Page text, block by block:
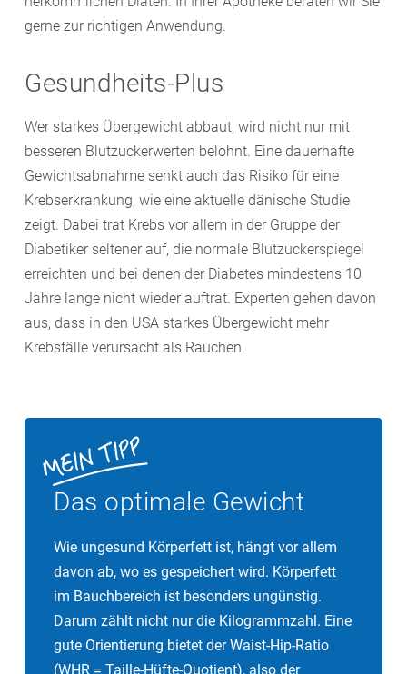
gerne zur richtigen Anwendung.
Gesundheits-Plus
Wer starkes Übergewicht abbaut, wird nicht nur mit
besseren Blutzuckerwerten belohnt. Eine dauerhafte
Gewichtsabnahme senkt auch das Risiko für eine
Krebserkrankung, wie eine aktuelle dänische Studie
zeigt. Dabei trat Krebs vor allem in der Gruppe der
Diabetiker seltener auf, die normale Blutzuckerspiegel
erreichten und bei denen der Diabetes mindestens 10
Jahre lange nicht wieder auftrat. Experten gehen davon
aus, dass in den USA starkes Übergewicht mehr
Krebsfälle verursacht als Rauchen.
Das optimale Gewicht
Wie ungesund Körperfett ist, hängt vor allem
davon ab, wo es gespeichert wird. Körperfett
im Bauchbereich ist besonders ungünstig.
Darum zählt nicht nur die Kilogrammzahl. Eine
gute Orientierung bietet der Waist-Hip-Ratio
(WHR = Taille-Hüfte-Quotient), also der